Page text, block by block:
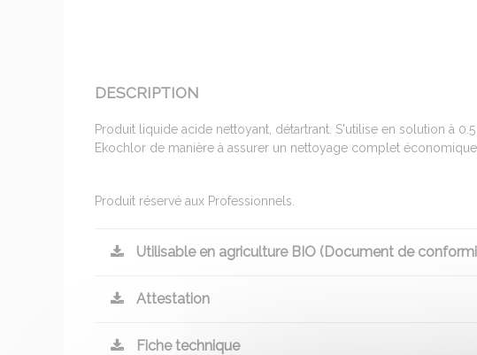
DESCRIPTION
Produit liquide acide nettoyant, détartrant. S'utilise en solution à
Ekochlor de manière à assurer un nettoyage complet
Produit réservé aux Professionnels.
Utilisable en agriculture BIO (Document de
Attestation
Fiche technique